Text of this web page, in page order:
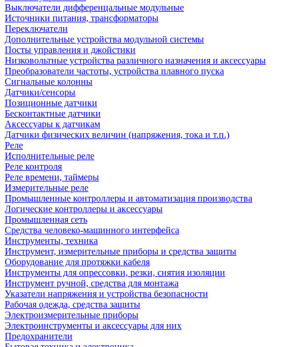
Выключатели дифференцальные модульные
Источники питания, трансформаторы
Переключатели
Дополнительные устройства модульной системы
Посты управления и джойстики
Низковольтные устройства различного назначения и аксессуары
Преобразователи частоты, устройства плавного пуска
Сигнальные колонны
Датчики/сенсоры
Позиционные датчики
Бесконтактные датчики
Аксессуары к датчикам
Датчики физических величин (напряжения, тока и т.п.)
Реле
Исполнительные реле
Реле контроля
Реле времени, таймеры
Измерительные реле
Промышленные контроллеры и автоматизация производства
Логические контроллеры и аксессуары
Промышленная сеть
Средства человеко-машинного интерфейса
Инструменты, техника
Инструмент, измерительные приборы и средства защиты
Оборудование для протяжки кабеля
Инструменты для опрессовки, резки, снятия изоляции
Инструмент ручной, средства для монтажа
Указатели напряжения и устройства безопасности
Рабочая одежда, средства защиты
Электроизмерительные приборы
Электроинструменты и аксессуары для них
Предохранители